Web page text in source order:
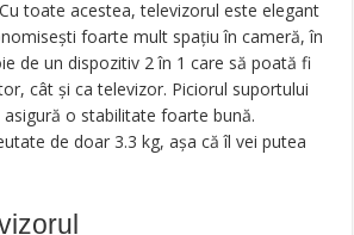
toate acestea, televizorul este elegant
foarte mult spațiu în cameră, în
de un dispozitiv 2 în 1 care să poată fi
cât și ca televizor. Piciorul suportului
o stabilitate foarte bună.
de doar 3.3 kg, așa că îl vei putea